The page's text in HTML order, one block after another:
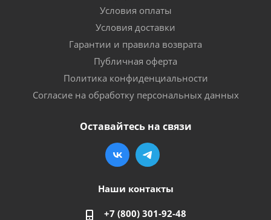
Условия оплаты
Условия доставки
Гарантии и правила возврата
Публичная оферта
Политика конфиденциальности
Согласие на обработку персональных данных
Оставайтесь на связи
Наши контакты
+7 (800) 301-92-48